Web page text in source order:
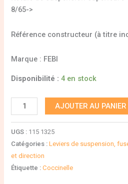
8/65->
Référence constructeur (à titre
Marque : FEBI
Disponibilité : 4 en stock
AJOUTER AU PANIER
UGS : 115 1325
Catégories :Leviers de suspension,
et direction
Étiquette :Coccinelle